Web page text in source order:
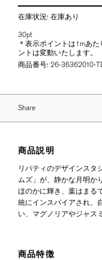
在庫状況: 在庫あり
30pt
＊表示ポイントは1mあ
ントは変動いたします。
商品番号: 26-36362010-
Share
商品説明
リバティのデザインスタ
ムズ」が、静かな月明か
ほのかに輝き、葉はまる
統にインスパイアされ、
い、マグノリアやジャス
商品特徴